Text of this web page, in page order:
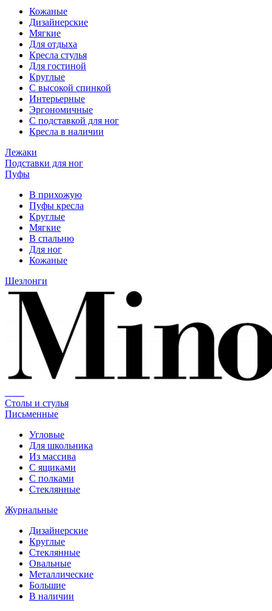
Кожаные
Дизайнерские
Мягкие
Для отдыха
Кресла стулья
Для гостиной
Круглые
С высокой спинкой
Интерьерные
Эргономичные
С подставкой для ног
Кресла в наличии
Лежаки
Подставки для ног
Пуфы
В прихожую
Пуфы кресла
Круглые
Мягкие
В спальню
Для ног
Кожаные
Шезлонги
Столы и стулья
Письменные
Угловые
Для школьника
Из массива
С ящиками
С полками
Стеклянные
Журнальные
Дизайнерские
Круглые
Стеклянные
Овальные
Металлические
Большие
В наличии